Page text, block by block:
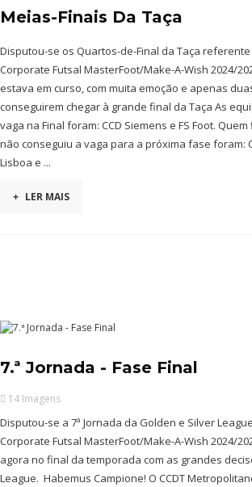
Meias-Finais Da Taça
Disputou-se os Quartos-de-Final da Taça referente
Corporate Futsal MasterFoot/Make-A-Wish 2024/
estava em curso, com muita emoção e apenas
conseguirem chegar à grande final da Taça As
vaga na Final foram: CCD Siemens e FS Foot.
não conseguiu a vaga para a próxima fase foram:
Lisboa e ...
+ LER MAIS
7.ª Jornada - Fase Final
14 Imagens
Disputou-se a 7ª Jornada da Golden e Silver
Corporate Futsal MasterFoot/Make-A-Wish 2024/
agora no final da temporada com as grandes
League. Habemus Campione! O CCDT